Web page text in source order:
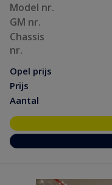
Model nr.
GM nr.
Chassis
nr.
Opel prijs
Prijs
Aantal